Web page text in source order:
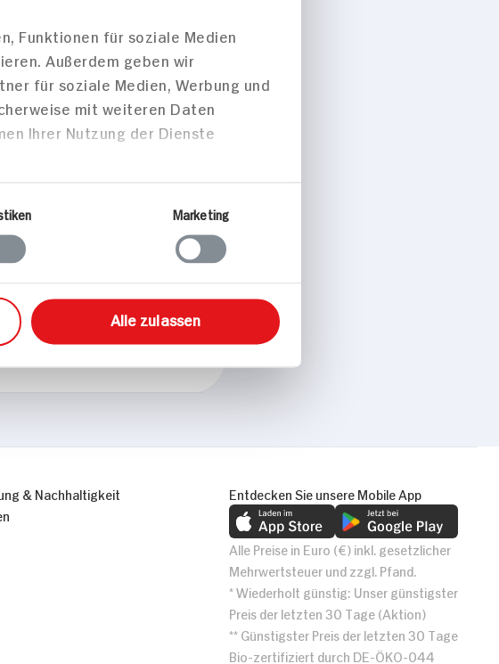
Funktionen für soziale Medien
Außerdem geben wir
für soziale Medien, Werbung und
mit weiteren Daten
Ihrer Nutzung der Dienste
& Nachhaltigkeit
Entdecken Sie unsere Mobile App
Alle Preise in Euro (€) inkl. gesetzlicher
Mehrwertsteuer und zzgl. Pfand.
* Wiederholt günstig: Unser günstigster
Preis der letzten 30 Tage (Aktion)
** Günstigster Preis der letzten 30 Tage
Bio-zertifiziert durch DE-ÖKO-044